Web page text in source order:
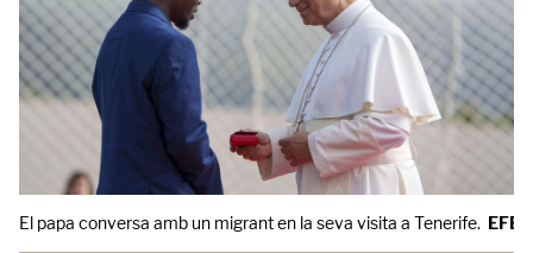
El papa conversa amb un migrant en la seva visita a Tenerife. EFE